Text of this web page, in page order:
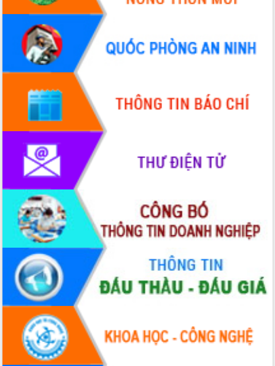
Đắk Lắk nâng cao hiệu quả công tác
Đảng từ Sổ tay đảng viên điện tử
Đắk Lắk đẩy mạnh nuôi biển công
nghệ, hướng tới phát triển thủy sản
bền vững
Tập huấn nâng cao năng lực triển khai
chuyển đổi số cho cán bộ, công chức
cấp xã
Đắk Lắk phát động hưởng ứng Ngày
Quyền của người tiêu dùng Việt Nam
Đẩy mạnh cải cách hành chính, quyết
tâm đạt được mục tiêu tăng trưởng
hai con số trong năm 2026
Tổ chức trang trọng Lễ hội Đền thờ
Lương Văn Chánh năm 2026
Phó Bí thư Tỉnh ủy Đắk Lắk Đỗ Hữu
Huy giữ chức Bí thư Đảng ủy Ủy Ban
Nhân dân tỉnh
Bệnh án điện tử thúc đẩy chuyển đổi
số y tế tại Đắk Lắk
Chuyển đổi số thư viện: Mở rộng
không gian tri thức trong thời đại số
Đánh giá, rút kinh nghiệm công tác tổ
chức diễn tập trước ngày bầu cử
Chương trình “Gặp gỡ hữu nghị –
Friendship Meeting New Year 2026”